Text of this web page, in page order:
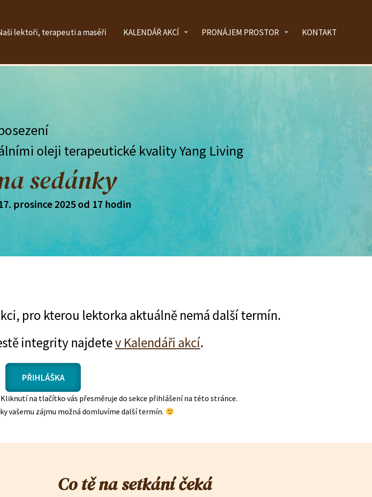
lektoři, terapeuti a maséři KALENDÁŘ AKCÍ PRONÁJEM PROSTOR KONTAKT
oleji terapeutické kvality Yang Living
sedánky
. prosince2025 od 17 hodin
pro kterou lektorka aktuálně nemá další termín.
integrity najdetev Kalendáři akcí.
PŘIHLÁŠKA
na tlačítko vás přesměruje do sekce přihlášení na této stránce.
vašemu zájmu možná domluvíme další termín.
Co tě na setkání čeká